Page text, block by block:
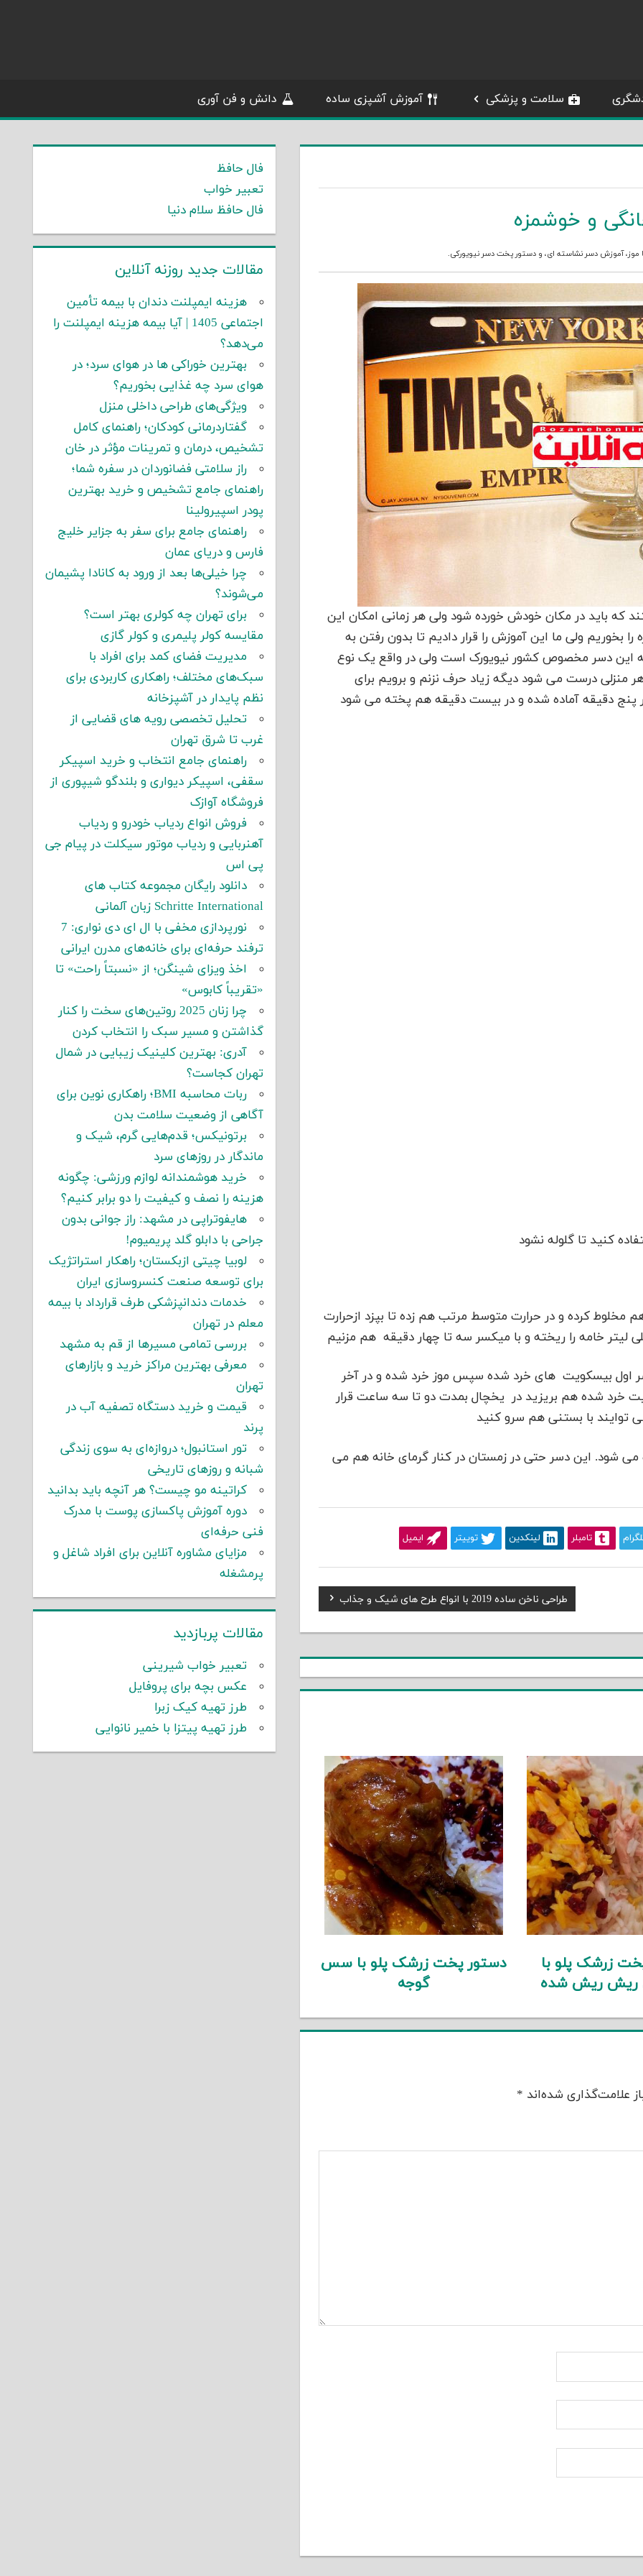
سلامت و پزشکی آموزش آشپزی ساده دانش و فن آوری
و خوشمزه
،آموزش دسر نشاسته ای، و دستور پخت دسر نیویورکی.
که باید در مکان خودش خورده شود ولی هر زمانی امکان این
بخوریم ولی ما این آموزش را قرار دادیم تا بدون رفتن به
این دسر مخصوص کشور نیویورک است ولی در واقع یک نوع
منزلی درست می شود دیگه زیاد حرف نزنم و برویم برای
دقیقه آماده شده و در بیست دقیقه هم پخته می شود
کنید تا گلوله نشود
مخلوط کرده و در حرارت متوسط مرتب هم زده تا بپزد ازحرارت
خامه را ریخته و با میکسر سه تا چهار دقیقه هم مزنیم
اول بیسکویت های خرد شده سپس موز خرد شده و در آخر
خرد شده هم بریزید در یخچال بمدت دو تا سه ساعت قرار
با بستنی هم سرو کنید
شود. این دسر حتی در زمستان در کنار گرمای خانه هم می
تامبلر لینکدین توییتر ایمیل
Next
Post:
طراحی ناخن ساده 2019 با انواع طرح های شیک و جذاب
زرشک پلو با
ریش ریش شده
دستور پخت زرشک پلو با سس
گوجه
علامت‌گذاری شده‌اند *
فال حافظ
تعبیر خواب
فال حافظ سلام دنیا
مقالات جدید روزنه آنلاین
هزینه ایمپلنت دندان با بیمه تأمین
اجتماعی 1405 | آیا بیمه هزینه ایمپلنت را
می‌دهد؟
بهترین خوراکی ها در هوای سرد؛ در
هوای سرد چه غذایی بخوریم؟
ویژگی‌های طراحی داخلی منزل
گفتاردرمانی کودکان؛ راهنمای کامل
تشخیص، درمان و تمرینات مؤثر در خان
راز سلامتی فضانوردان در سفره شما؛
راهنمای جامع تشخیص و خرید بهترین
پودر اسپیرولینا
راهنمای جامع برای سفر به جزایر خلیج
فارس و دریای عمان
چرا خیلی‌ها بعد از ورود به کانادا پشیمان
می‌شوند؟
برای تهران چه کولری بهتر است؟
مقایسه کولر پلیمری و کولر گازی
مدیریت فضای کمد برای افراد با
سبک‌های مختلف؛ راهکاری کاربردی برای
نظم پایدار در آشپزخانه
تحلیل تخصصی رویه های قضایی از
غرب تا شرق تهران
راهنمای جامع انتخاب و خرید اسپیکر
سقفی، اسپیکر دیواری و بلندگو شیپوری از
فروشگاه آوازک
فروش انواع ردیاب خودرو و ردیاب
آهنربایی و ردیاب موتور سیکلت در پیام جی
پی اس
دانلود رایگان مجموعه کتاب های
Schritte International زبان آلمانی
نورپردازی مخفی با ال ای دی نواری: 7
ترفند حرفه‌ای برای خانه‌های مدرن ایرانی
اخذ ویزای شینگن؛ از «نسبتاً راحت» تا
«تقریباً کابوس»
چرا زنان 2025 روتین‌های سخت را کنار
گذاشتن و مسیر سبک را انتخاب کردن
آدری: بهترین کلینیک زیبایی در شمال
تهران کجاست؟
ربات محاسبه BMI؛ راهکاری نوین برای
آگاهی از وضعیت سلامت بدن
برتونیکس؛ قدم‌هایی گرم، شیک و
ماندگار در روزهای سرد
خرید هوشمندانه لوازم ورزشی: چگونه
هزینه را نصف و کیفیت را دو برابر کنیم؟
هایفوتراپی در مشهد: راز جوانی بدون
جراحی با دابلو گلد پریمیوم!
لوبیا چیتی ازبکستان؛ راهکار استراتژیک
برای توسعه صنعت کنسروسازی ایران
خدمات دندانپزشکی طرف قرارداد با بیمه
معلم در تهران
بررسی تمامی مسیرها از قم به مشهد
معرفی بهترین مراکز خرید و بازارهای
تهران
قیمت و خرید دستگاه تصفیه آب در
پرند
تور استانبول؛ دروازه‌ای به سوی زندگی
شبانه و روزهای تاریخی
کراتینه مو چیست؟ هر آنچه باید بدانید
دوره آموزش پاکسازی پوست با مدرک
فنی حرفه‌ای
مزایای مشاوره آنلاین برای افراد شاغل و
پرمشغله
مقالات پربازدید
تعبیر خواب شیرینی
عکس بچه برای پروفایل
طرز تهیه کیک زبرا
طرز تهیه پیتزا با خمیر نانوایی